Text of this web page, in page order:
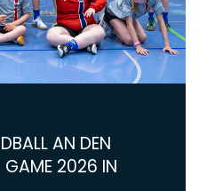
AN DEN
GAME 2026 IN